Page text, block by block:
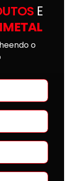
E
o